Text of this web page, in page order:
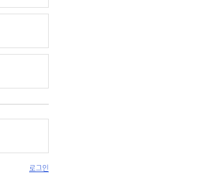
로그인